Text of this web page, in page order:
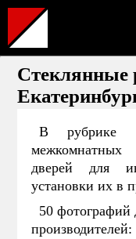
Стеклянные
В рубрике
дверей для
установки их в
50